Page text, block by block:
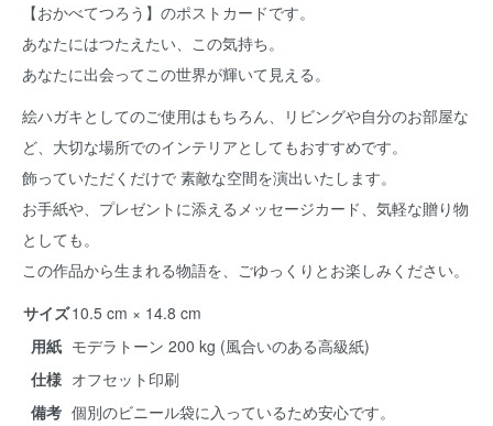
【おかべてつろう】のポストカードです。
あなたにはつたえたい、この気持ち。
あなたに出会ってこの世界が輝いて見える。
絵ハガキとしてのご使用はもちろん、リビングや自分のお部屋な
ど、大切な場所でのインテリアとしてもおすすめです。
飾っていただくだけで 素敵な空間を演出いたします。
お手紙や、プレゼントに添えるメッセージカード、気軽な贈り物
としても。
この作品から生まれる物語を、ごゆっくりとお楽しみください。
サイズ10.5 cm × 14.8 cm
用紙 モデラトーン 200 kg (風合いのある高級紙)
仕様 オフセット印刷
備考 個別のビニール袋に入っているため安心です。